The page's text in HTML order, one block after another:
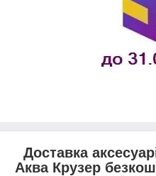
Доставка
Аква Крузер